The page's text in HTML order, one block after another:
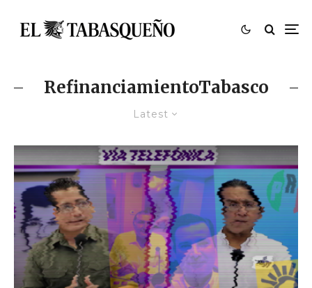
RefinanciamientoTabasco
Latest